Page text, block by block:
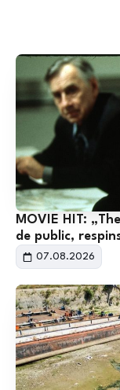
MOVIE HIT:
de public,
07.08.2026